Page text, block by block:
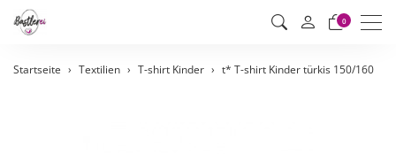
0
Startseite Textilien T-shirt Kinder t* T-shirt Kinder türkis 150/160